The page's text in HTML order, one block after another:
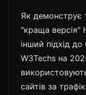
Як демонструє
"краща версія"
інший підхід
W3Techs на
сайтів за